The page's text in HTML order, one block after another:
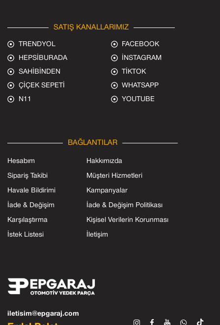
SATIŞ KANALLARIMIZ
TRENDYOL
HEPSİBURADA
SAHİBİNDEN
ÇİÇEK SEPETİ
N11
FACEBOOK
İNSTAGRAM
TİKTOK
WHATSAPP
YOUTUBE
BAĞLANTILAR
Hesabım
Sipariş Takibi
Havale Bildirimi
İade & Değişim
Karşılaştırma
İstek Listesi
Hakkımızda
Müşteri Hizmetleri
Kampanyalar
İade & Değişim Politikası
Kişisel Verilerin Korunması
İletişim
iletisim@epgaraj.com